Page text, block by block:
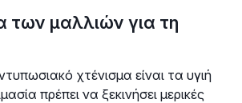
των μαλλιών για τη
χτένισμα είναι τα υγιή
πρέπει να ξεκινήσει μερικές